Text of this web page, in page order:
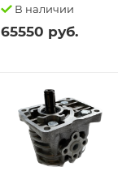
В наличии
65550 руб.